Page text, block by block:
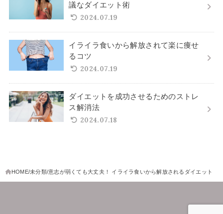
議なダイエット術
2024.07.19
イライラ食いから解放されて楽に痩せ
るコツ
2024.07.19
ダイエットを成功させるためのストレ
ス解消法
2024.07.18
HOME 未分類 意志が弱くても大丈夫！ イライラ食いから解放されるダイエット